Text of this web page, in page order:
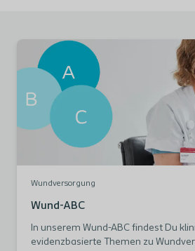
Wundversorgung
Wund-ABC
In unserem Wund-ABC findest Du
evidenzbasierte Themen zu